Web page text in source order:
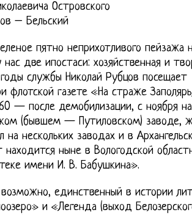
Островского
– Бельский
пятно неприхотливого пейзажа
две ипостаси: хозяйственная и
службы Николай Рубцов посещает
флотской газете «На страже
— после демобилизации, с ноября
(бывшем — Путиловском) заводе,
нескольких заводах и в
ныне в Вологодской
имени И. В. Бабушкина».
единственный в истории
и «Легенда (выход